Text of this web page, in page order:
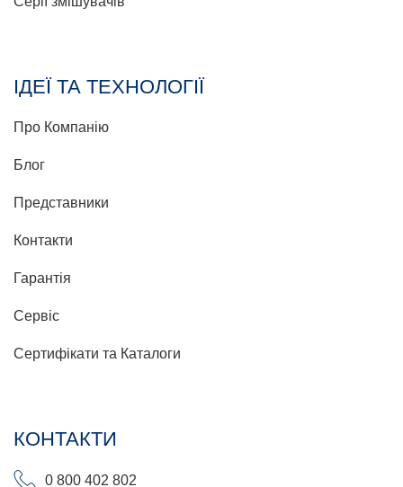
ІДЕЇ ТА ТЕХНОЛОГІЇ
Про Компанію
Блог
Представники
Контакти
Гарантія
Сервіс
Сертифікати та Каталоги
КОНТАКТИ
0 800 402 802